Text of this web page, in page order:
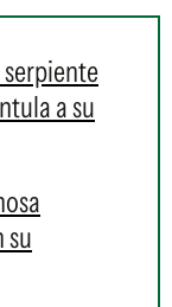
a su
su